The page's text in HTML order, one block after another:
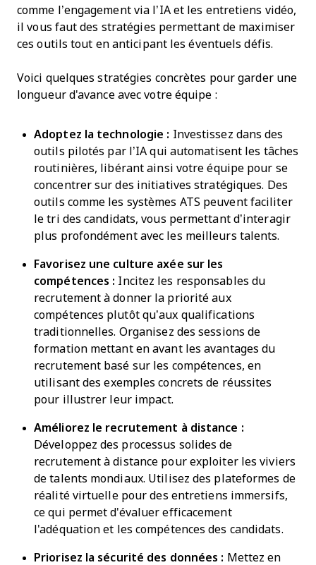
comme l’engagement via l’IA et les entretiens vidéo,
il vous faut des stratégies permettant de maximiser
ces outils tout en anticipant les éventuels défis.
Voici quelques stratégies concrètes pour garder une
longueur d'avance avec votre équipe :
Adoptez la technologie : Investissez dans des
outils pilotés par l’IA qui automatisent les tâches
routinières, libérant ainsi votre équipe pour se
concentrer sur des initiatives stratégiques. Des
outils comme les systèmes ATS peuvent faciliter
le tri des candidats, vous permettant d’interagir
plus profondément avec les meilleurs talents.
Favorisez une culture axée sur les
compétences : Incitez les responsables du
recrutement à donner la priorité aux
compétences plutôt qu’aux qualifications
traditionnelles. Organisez des sessions de
formation mettant en avant les avantages du
recrutement basé sur les compétences, en
utilisant des exemples concrets de réussites
pour illustrer leur impact.
Améliorez le recrutement à distance :
Développez des processus solides de
recrutement à distance pour exploiter les viviers
de talents mondiaux. Utilisez des plateformes de
réalité virtuelle pour des entretiens immersifs,
ce qui permet d'évaluer efficacement
l'adéquation et les compétences des candidats.
Priorisez la sécurité des données : Mettez en